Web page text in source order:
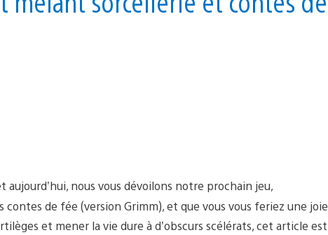
aujourd’hui, nous vous dévoilons notre prochain jeu,
de fée (version Grimm), et que vous vous feriez une joie
et mener la vie dure à d’obscurs scélérats, cet article est